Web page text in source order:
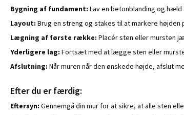
Bygning af fundament: Lav en betonblanding og
Layout: Brug en streng og stakes til at markere højden
Lægning af første række: Placér sten eller mursten
Yderligere lag: Fortsæt med at lægge sten eller
Afslutning: Når muren når den ønskede højde, afslut
Efter du er færdig:
Eftersyn: Gennemgå din mur for at sikre, at alle sten